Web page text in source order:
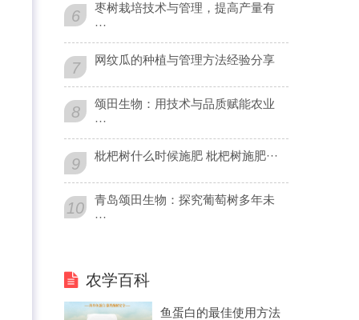
6
枣树栽培技术与管理，提高产量有
···
7 网纹瓜的种植与管理方法经验分享
8
颂田生物：用技术与品质赋能农业
···
9 枇杷树什么时候施肥 枇杷树施肥···
10
青岛颂田生物：探究葡萄树多年未
···
农学百科
鱼蛋白的最佳使用方法